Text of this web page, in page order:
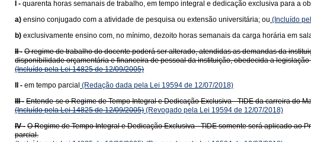
I - quarenta horas semanais de trabalho, em tempo integral e dedicação exclusiva para a
a) ensino conjugado com a atividade de pesquisa ou extensão universitária; ou (Incluído
b) exclusivamente ensino com, no mínimo, dezoito horas semanais da carga horária em
II - O regime de trabalho do docente poderá ser alterado, atendidas as demandas da
disponibilidade orçamentária e financeira de pessoal da instituição, obedecida a legislação
(Incluído pela Lei 14825 de 12/09/2005)
II - em tempo parcial (Redação dada pela Lei 19594 de 12/07/2018)
III - Entende-se o Regime de Tempo Integral e Dedicação Exclusiva - TIDE da carreira do
(Incluído pela Lei 14825 de 12/09/2005) (Revogado pela Lei 19594 de 12/07/2018)
IV - O Regime de Tempo Integral e Dedicação Exclusiva - TIDE somente será aplicado
parcial.